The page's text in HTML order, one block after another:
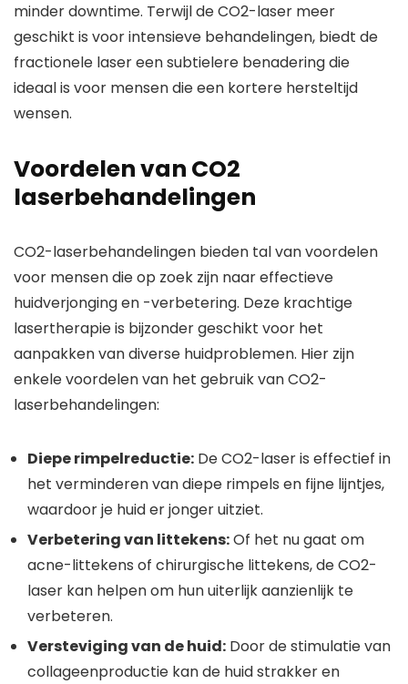
minder downtime. Terwijl de CO2-laser meer
geschikt is voor intensieve behandelingen, biedt de
fractionele laser een subtielere benadering die
ideaal is voor mensen die een kortere hersteltijd
wensen.
Voordelen van CO2
laserbehandelingen
CO2-laserbehandelingen bieden tal van voordelen
voor mensen die op zoek zijn naar effectieve
huidverjonging en -verbetering. Deze krachtige
lasertherapie is bijzonder geschikt voor het
aanpakken van diverse huidproblemen. Hier zijn
enkele voordelen van het gebruik van CO2-
laserbehandelingen:
Diepe rimpelreductie: De CO2-laser is effectief in
het verminderen van diepe rimpels en fijne lijntjes,
waardoor je huid er jonger uitziet.
Verbetering van littekens:Of het nu gaat om
acne-littekens of chirurgische littekens, de CO2-
laser kan helpen om hun uiterlijk aanzienlijk te
verbeteren.
Versteviging van de huid: Door de stimulatie van
collageenproductie kan de huid strakker en